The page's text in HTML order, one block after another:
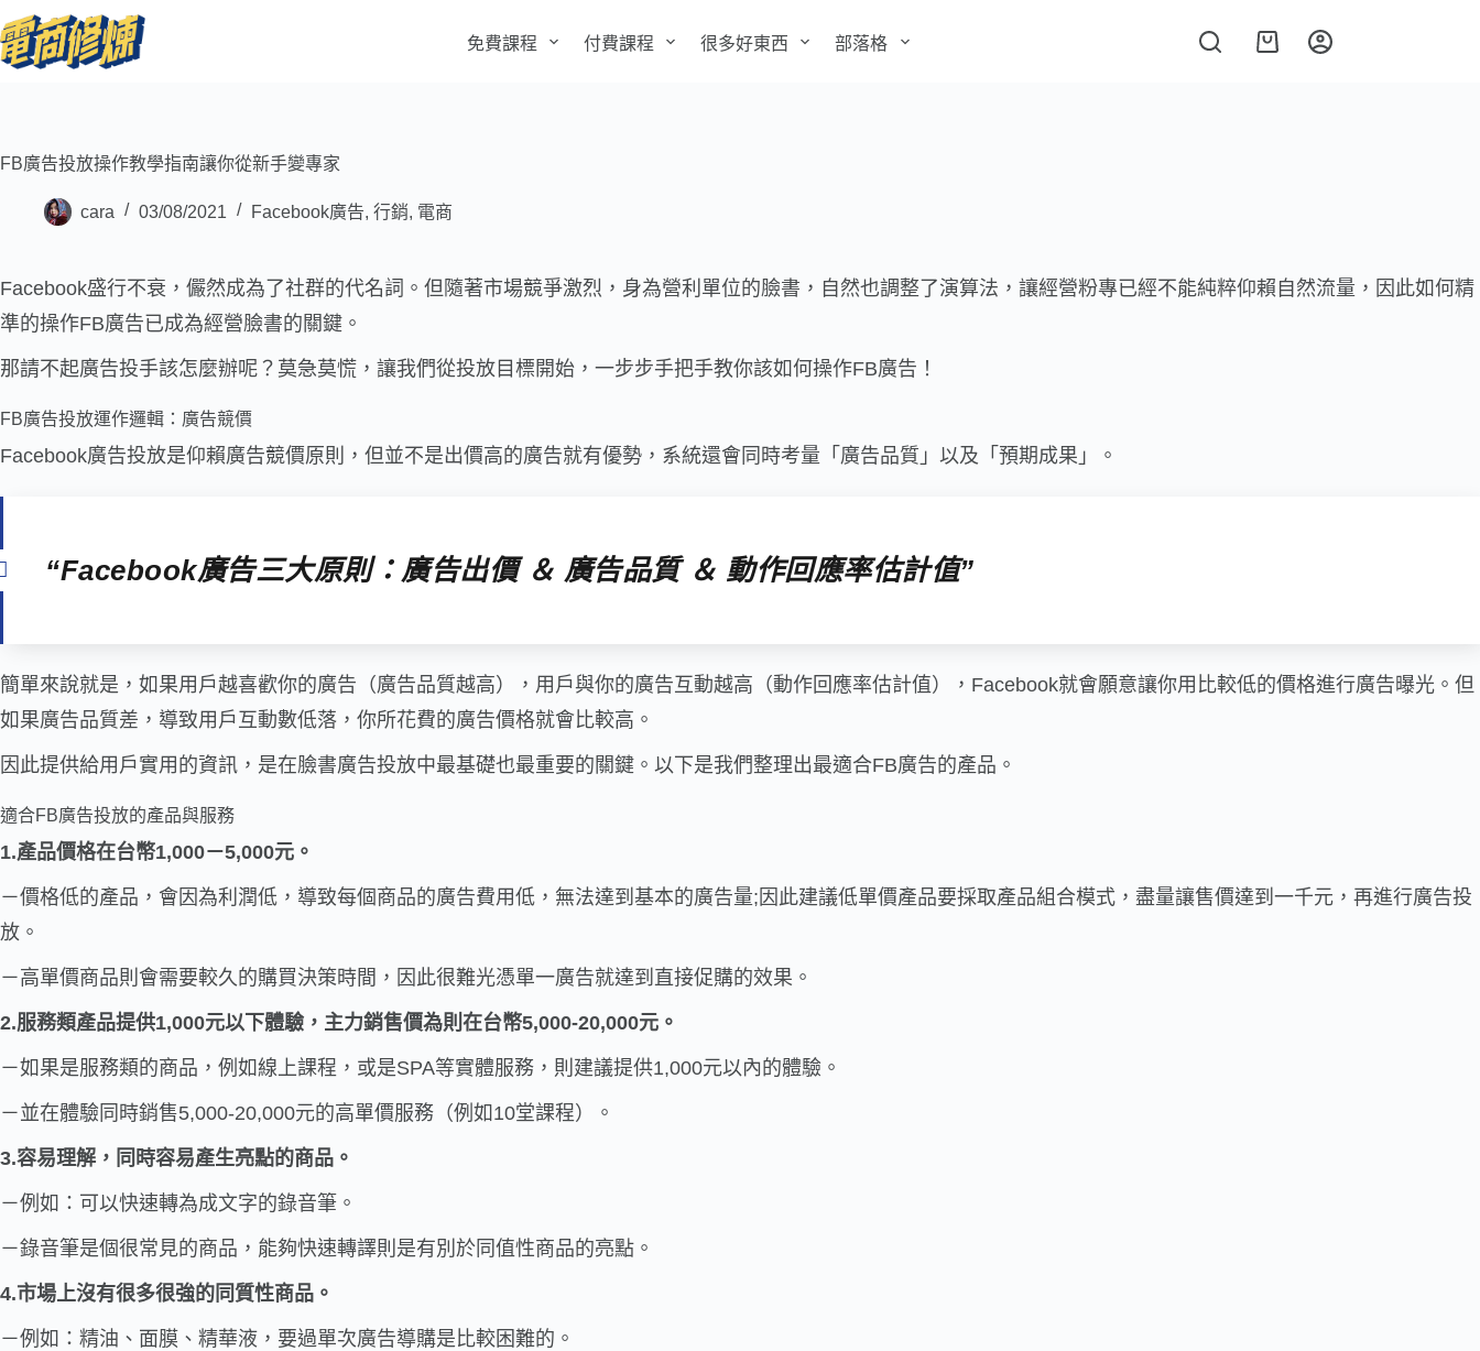
免費課程 付費課程 很多好東西 部落格
FB廣告投放操作教學指南讓你從新手變專家
cara 03/08/2021 Facebook廣告, 行銷, 電商
Facebook盛行不衰，儼然成為了社群的代名詞。但隨著市場競爭激烈，身為營利單位的臉書，自然也調整了演算法，讓經營粉專已經不能純粹仰賴自然流量，因此如何精
準的操作FB廣告已成為經營臉書的關鍵。
那請不起廣告投手該怎麼辦呢？莫急莫慌，讓我們從投放目標開始，一步步手把手教你該如何操作FB廣告！
FB廣告投放運作邏輯：廣告競價
Facebook廣告投放是仰賴廣告競價原則，但並不是出價高的廣告就有優勢，系統還會同時考量「廣告品質」以及「預期成果」。
“Facebook廣告三大原則：廣告出價 ＆ 廣告品質 ＆ 動作回應率估計值”
簡單來說就是，如果用戶越喜歡你的廣告（廣告品質越高），用戶與你的廣告互動越高（動作回應率估計值），Facebook就會願意讓你用比較低的價格進行廣告曝光。但
如果廣告品質差，導致用戶互動數低落，你所花費的廣告價格就會比較高。
因此提供給用戶實用的資訊，是在臉書廣告投放中最基礎也最重要的關鍵。以下是我們整理出最適合FB廣告的產品。
適合FB廣告投放的產品與服務
1.產品價格在台幣1,000－5,000元。
－價格低的產品，會因為利潤低，導致每個商品的廣告費用低，無法達到基本的廣告量;因此建議低單價產品要採取產品組合模式，盡量讓售價達到一千元，再進行廣告投
放。
－高單價商品則會需要較久的購買決策時間，因此很難光憑單一廣告就達到直接促購的效果。
2.服務類產品提供1,000元以下體驗，主力銷售價為則在台幣5,000-20,000元。
－如果是服務類的商品，例如線上課程，或是SPA等實體服務，則建議提供1,000元以內的體驗。
－並在體驗同時銷售5,000-20,000元的高單價服務（例如10堂課程）。
3.容易理解，同時容易產生亮點的商品。
－例如：可以快速轉為成文字的錄音筆。
－錄音筆是個很常見的商品，能夠快速轉譯則是有別於同值性商品的亮點。
4.市場上沒有很多很強的同質性商品。
－例如：精油、面膜、精華液，要過單次廣告導購是比較困難的。